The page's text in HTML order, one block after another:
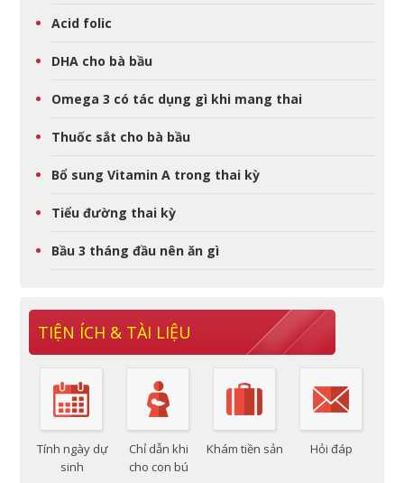
Acid folic
DHA cho bà bầu
Omega 3 có tác dụng gì khi mang thai
Thuốc sắt cho bà bầu
Bổ sung Vitamin A trong thai kỳ
Tiểu đường thai kỳ
Bầu 3 tháng đầu nên ăn gì
TIỆN ÍCH & TÀI LIỆU
Tính ngày dự
sinh
Chỉ dẫn khi
cho con bú
Khám tiền sản Hỏi đáp